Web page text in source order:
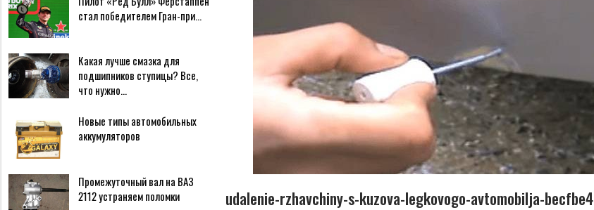
udalenie-rzhavchiny-s-kuzova-legkovogo-avtomobilja-becfbe4
стал победителем Гран-при…
Какая лучше смазка для
подшипников ступицы? Все,
что нужно…
Новые типы автомобильных
аккумуляторов
Промежуточный вал на ВАЗ
2112 устраняем поломки